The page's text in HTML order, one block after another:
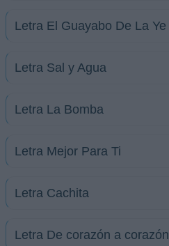
Letra El Guayabo De La Ye
Letra Sal y Agua
Letra La Bomba
Letra Mejor Para Ti
Letra Cachita
Letra De corazón a corazón